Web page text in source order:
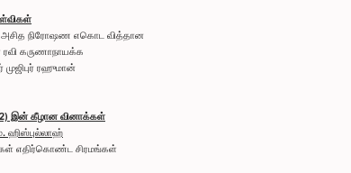
அசித நிரோஷண எகொட வித்தான
கருணாநாயக்க
ரஹுமான்
இன் கீழான வினாக்கள்
ஹிஸ்புல்லாஹ்
எதிர்கொண்ட சிரமங்கள்